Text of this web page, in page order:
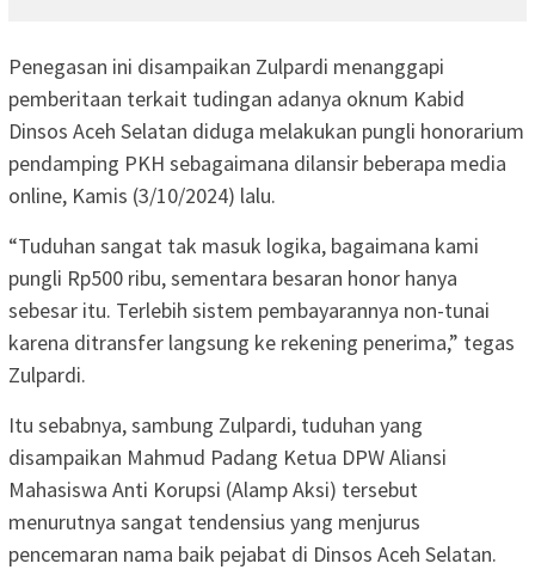
Penegasan ini disampaikan Zulpardi menanggapi
pemberitaan terkait tudingan adanya oknum Kabid
Dinsos Aceh Selatan diduga melakukan pungli honorarium
pendamping PKH sebagaimana dilansir beberapa media
online, Kamis (3/10/2024) lalu.
“Tuduhan sangat tak masuk logika, bagaimana kami
pungli Rp500 ribu, sementara besaran honor hanya
sebesar itu. Terlebih sistem pembayarannya non-tunai
karena ditransfer langsung ke rekening penerima,” tegas
Zulpardi.
Itu sebabnya, sambung Zulpardi, tuduhan yang
disampaikan Mahmud Padang Ketua DPW Aliansi
Mahasiswa Anti Korupsi (Alamp Aksi) tersebut
menurutnya sangat tendensius yang menjurus
pencemaran nama baik pejabat di Dinsos Aceh Selatan.